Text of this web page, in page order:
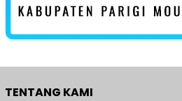
TENTANG KAMI